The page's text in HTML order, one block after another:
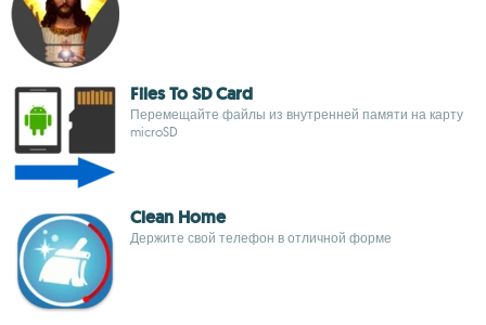
Files To SD Card
Перемещайте файлы из внутренней памяти на карту
microSD
Clean Home
Держите свой телефон в отличной форме